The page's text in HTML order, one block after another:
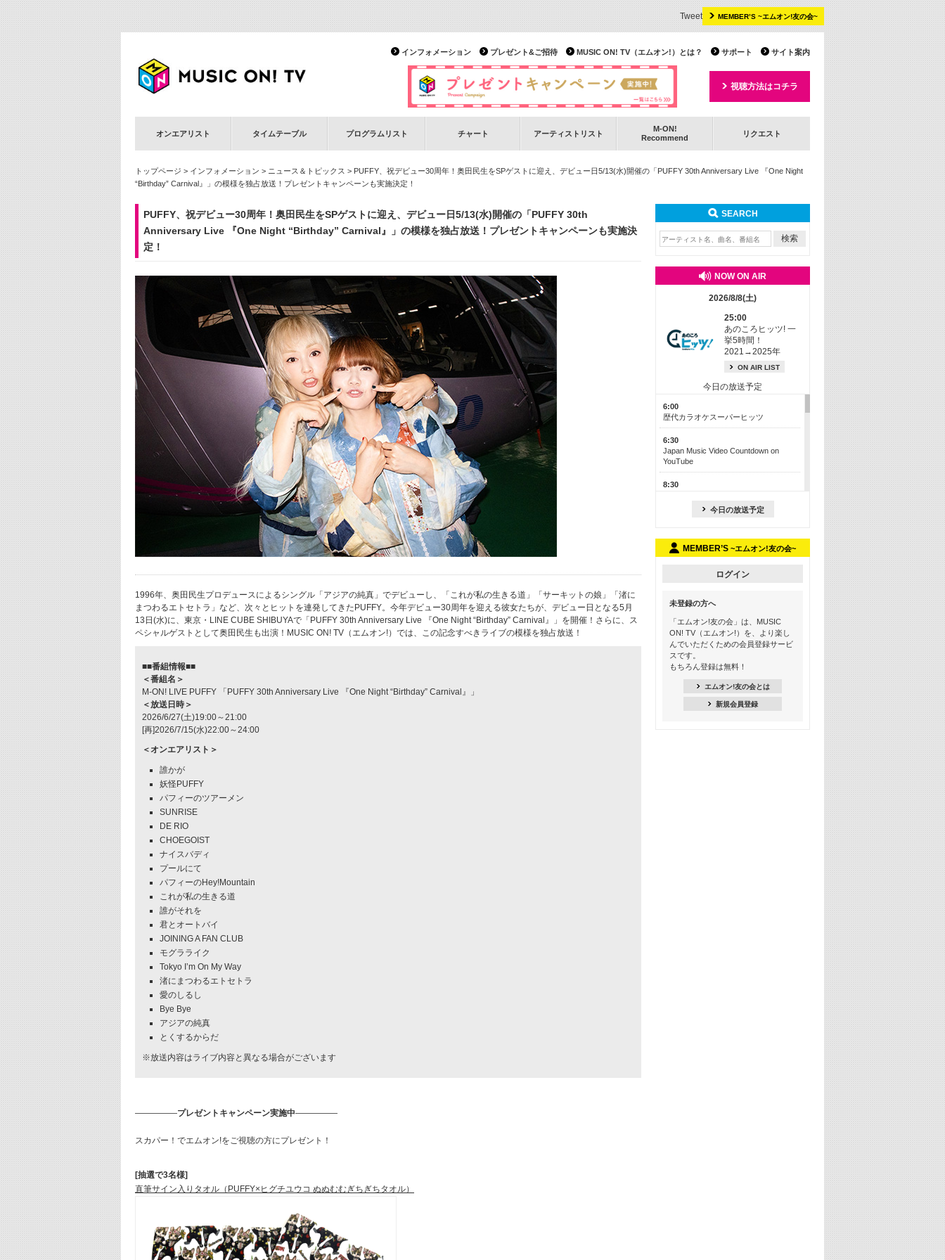
MEMBER’S ~エムオン!友の会~
Tweet
サイト案内
サポート
MUSIC ON! TV（エムオン!）とは？
プレゼント&ご招待
インフォメーション
視聴方法はコチラ
オンエアリスト タイムテーブル プログラムリスト チャート アーティストリスト
M-ON!
Recommend
リクエスト
トップページ > インフォメーション > ニュース＆トピックス > PUFFY、祝デビュー30周年！奥田民生をSPゲストに迎え、デビュー日5/13(水)開催の「PUFFY 30th Anniversary Live 『One Night
“Birthday” Carnival』」の模様を独占放送！プレゼントキャンペーンも実施決定！
PUFFY、祝デビュー30周年！奥田民生をSPゲストに迎え、デビュー日5/13(水)開催の「PUFFY 30th
Anniversary Live 『One Night “Birthday” Carnival』」の模様を独占放送！プレゼントキャンペーンも実施決
定！
1996年、奥田民生プロデュースによるシングル「アジアの純真」でデビューし、「これが私の生きる道」「サーキットの娘」「渚に
まつわるエトセトラ」など、次々とヒットを連発してきたPUFFY。今年デビュー30周年を迎える彼女たちが、デビュー日となる5月
13日(水)に、東京・LINE CUBE SHIBUYAで「PUFFY 30th Anniversary Live 『One Night “Birthday” Carnival』」を開催！さらに、ス
ペシャルゲストとして奥田民生も出演！MUSIC ON! TV（エムオン!）では、この記念すべきライブの模様を独占放送！
■■番組情報■■
＜番組名＞
M-ON! LIVE PUFFY 「PUFFY 30th Anniversary Live 『One Night “Birthday” Carnival』」
＜放送日時＞
2026/6/27(土)19:00～21:00
[再]2026/7/15(水)22:00～24:00
＜オンエアリスト＞
誰かが
妖怪PUFFY
パフィーのツアーメン
SUNRISE
DE RIO
CHOEGOIST
ナイスバディ
プールにて
パフィーのHey!Mountain
これが私の生きる道
誰がそれを
君とオートバイ
JOINING A FAN CLUB
モグラライク
Tokyo I’m On My Way
渚にまつわるエトセトラ
愛のしるし
Bye Bye
アジアの純真
とくするからだ
※放送内容はライブ内容と異なる場合がございます
―――――プレゼントキャンペーン実施中―――――
スカパー！でエムオン!をご視聴の方にプレゼント！
[抽選で3名様]
直筆サイン入りタオル（PUFFY×ヒグチユウコ ぬぬむむぎちぎちタオル）
SEARCH
NOW ON AIR
2026/8/8(土)
25:00
あのころヒッツ! 一
挙5時間！
2021→2025年
ON AIR LIST
今日の放送予定
6:00
歴代カラオケスーパーヒッツ
6:30
Japan Music Video Countdown on
YouTube
8:30
M-ON! カラオケカウントダウン 50
Official髭男dism特集
よりぬき! この夏聴きたい! サマーソン
グメドレー【歌詞入り】
21:00
季節を感じよう! シーズンソング特集
-8月編-【歌詞入り】
ージックビデオ特集
今日の放送予定
MEMBER’S ~エムオン!友の会~
ログイン
未登録の方へ
「エムオン!友の会」は、MUSIC
ON! TV（エムオン!）を、より楽し
んでいただくための会員登録サービ
スです。
もちろん登録は無料！
エムオン!友の会とは
新規会員登録